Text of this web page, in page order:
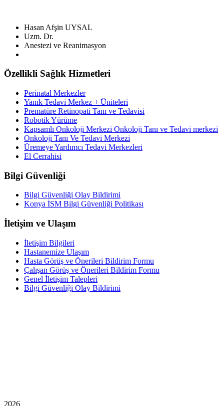
Hasan Afşin UYSAL
Uzm. Dr.
Anestezi ve Reanimasyon
Özellikli Sağlık Hizmetleri
Perinatal Merkezler
Yanık Tedavi Merkez + Üniteleri
Prematüre Retinopati Tanı ve Tedavisi
Robotik Yürüme
Kapsamlı Onkoloji Merkezi Onkoloji Tanı ve Tedavi merkezi
Onkoloji Tanı Ve Tedavi Merkezi
Üremeye Yardımcı Tedavi Merkezleri
El Cerrahisi
Bilgi Güvenliği
Bilgi Güvenliği Olay Bildirimi
Konya İSM Bilgi Güvenliği Politikası
İletişim ve Ulaşım
İletişim Bilgileri
Hastanemize Ulaşım
Hasta Görüş ve Önerileri Bildirim Formu
Çalışan Görüş ve Önerileri Bildirim Formu
Genel İletişim Talepleri
Bilgi Güvenliği Olay Bildirimi
2026